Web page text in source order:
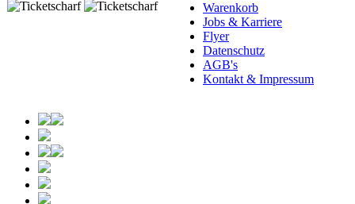
Warenkorb
Jobs & Karriere
Flyer
Datenschutz
AGB's
Kontakt & Impressum